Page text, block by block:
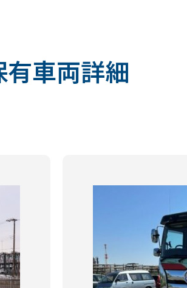
有車両詳細